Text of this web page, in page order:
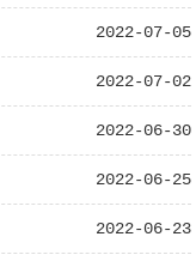
2022-07-05
2022-07-02
2022-06-30
2022-06-25
2022-06-23